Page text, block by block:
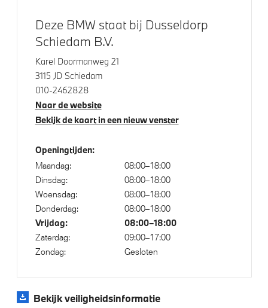
Elektrische voorzieningen
Alarmsysteem klasse 3 (VbV/SCM)
High-beam assistant
Achteruitrijcamera
Driving Assistant
Cruise control
Comfort Access
Buitenspiegels elektrisch inklapbaar
Parkeer assistent
Parking assistant plus
Regensensor
Soft Close Automatic portieren
BMW Displaysleutel
Deze BMW staat bij Dusseldorp
Schiedam B.V.
Karel Doormanweg 21
3115 JD Schiedam
010-2462828
Naar de website
Bekijk de kaart in een nieuw venster
Openingtijden:
Maandag:
08:00–18:00
Dinsdag:
08:00–18:00
Woensdag:
08:00–18:00
Donderdag:
08:00–18:00
Vrijdag: 08:00–18:00
Zaterdag:
09:00–17:00
Zondag:
Gesloten
Bekijk veiligheidsinformatie